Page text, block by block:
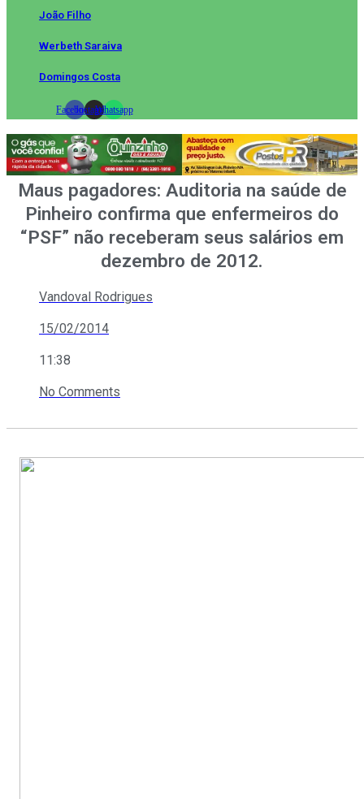
João Filho
Werbeth Saraiva
Domingos Costa
FacebookInstagramWhatsapp
Maus pagadores: Auditoria na saúde de
Pinheiro confirma que enfermeiros do
“PSF” não receberam seus salários em
dezembro de 2012.
Vandoval Rodrigues
15/02/2014
11:38
No Comments